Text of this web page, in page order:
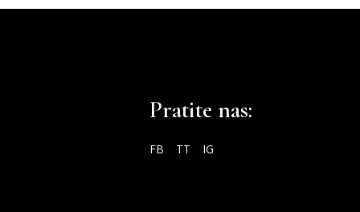
Pratite nas:
FB TT IG